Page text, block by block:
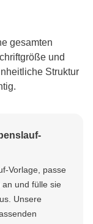
gesamten
und
Struktur
Vorlage, passe
und fülle sie
Unsere